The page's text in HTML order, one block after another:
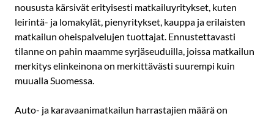
noususta kärsivät erityisesti matkailuyritykset, kuten
leirintä- ja lomakylät, pienyritykset, kauppa ja erilaisten
matkailun oheispalvelujen tuottajat. Ennustettavasti
tilanne on pahin maamme syrjäseuduilla, joissa matkailun
merkitys elinkeinona on merkittävästi suurempi kuin
muualla Suomessa.
Auto- ja karavaanimatkailun harrastajien määrä on